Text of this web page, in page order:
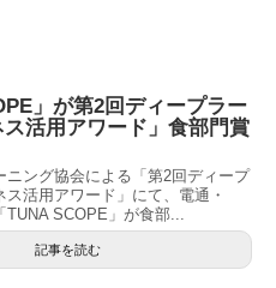
」が第2回ディープラー
活用アワード」食部門賞
ニング協会による「第2回ディープ
ス活用アワード」にて、電通・
TUNA SCOPE」が食部...
記事を読む